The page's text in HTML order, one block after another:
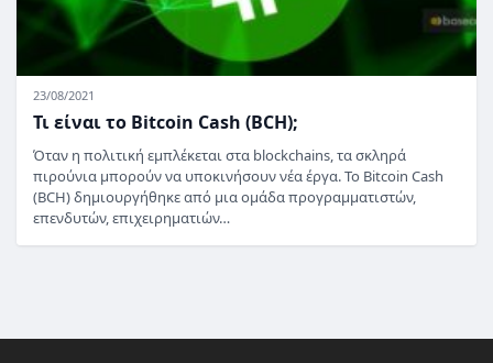
23/08/2021
Τι είναι το Bitcoin Cash (BCH);
Όταν η πολιτική εμπλέκεται στα blockchains, τα σκληρά
πιρούνια μπορούν να υποκινήσουν νέα έργα. Το Bitcoin Cash
(BCH) δημιουργήθηκε από μια ομάδα προγραμματιστών,
επενδυτών, επιχειρηματιών…